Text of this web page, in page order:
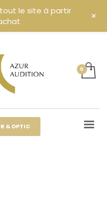
& OPTIC
tout le site à partir
+